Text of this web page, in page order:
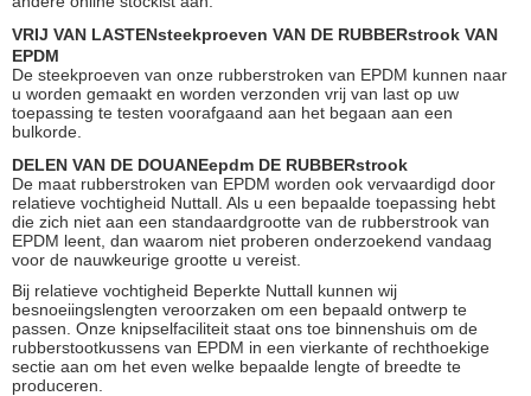
VRIJ VAN LASTENsteekproeven VAN DE RUBBERstrook VAN
EPDM
De steekproeven van onze rubberstroken van EPDM kunnen naar
u worden gemaakt en worden verzonden vrij van last op uw
toepassing te testen voorafgaand aan het begaan aan een
bulkorde.
DELEN VAN DE DOUANEepdm DE RUBBERstrook
De maat rubberstroken van EPDM worden ook vervaardigd door
relatieve vochtigheid Nuttall. Als u een bepaalde toepassing hebt
die zich niet aan een standaardgrootte van de rubberstrook van
EPDM leent, dan waarom niet proberen onderzoekend vandaag
voor de nauwkeurige grootte u vereist.
Bij relatieve vochtigheid Beperkte Nuttall kunnen wij
besnoeiingslengten veroorzaken om een bepaald ontwerp te
passen. Onze knipselfaciliteit staat ons toe binnenshuis om de
rubberstootkussens van EPDM in een vierkante of rechthoekige
sectie aan om het even welke bepaalde lengte of breedte te
produceren.